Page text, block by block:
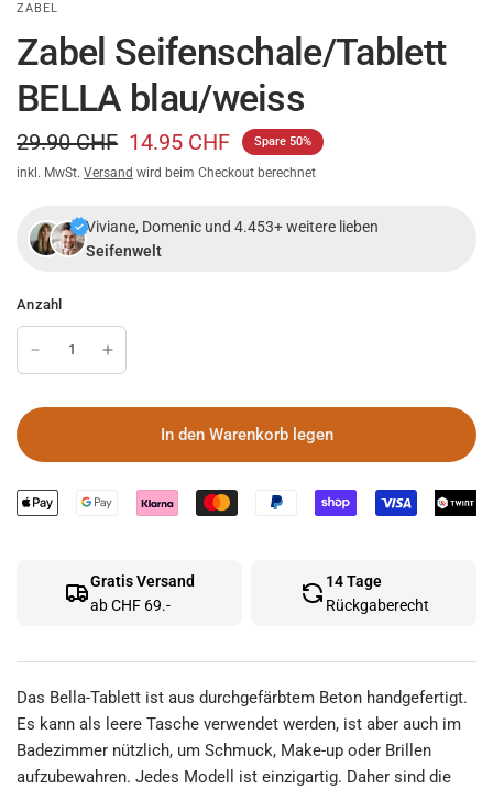
ZABEL
Zabel Seifenschale/Tablett
BELLA blau/weiss
29.90 CHF 14.95 CHF Spare 50%
inkl. MwSt. Versand wird beim Checkout berechnet
Viviane, Domenic und 4.453+ weitere lieben
Seifenwelt
Anzahl
In den Warenkorb legen
Gratis Versand
ab CHF 69.-
14 Tage
Rückgaberecht
Das Bella-Tablett ist aus durchgefärbtem Beton handgefertigt.
Es kann als leere Tasche verwendet werden, ist aber auch im
Badezimmer nützlich, um Schmuck, Make-up oder Brillen
aufzubewahren. Jedes Modell ist einzigartig. Daher sind die